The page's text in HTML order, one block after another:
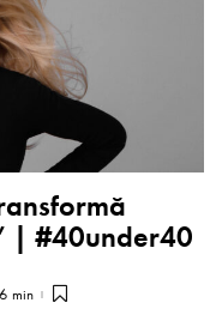
| #40under40
min